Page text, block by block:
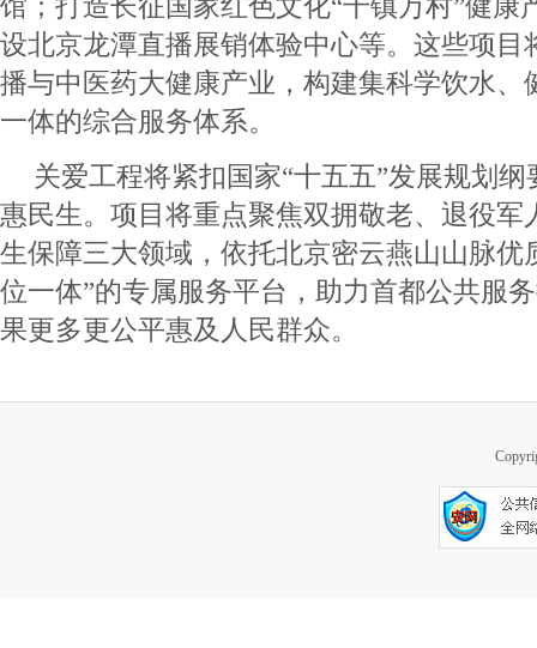
馆；打造长征国家红色文化“千镇万村”健康
设北京龙潭直播展销体验中心等。这些项目
播与中医药大健康产业，构建集科学饮水、
一体的综合服务体系。
关爱工程将紧扣国家“十五五”发展规划
惠民生。项目将重点聚焦双拥敬老、退役军
生保障三大领域，依托北京密云燕山山脉优
位一体”的专属服务平台，助力首都公共服
果更多更公平惠及人民群众。